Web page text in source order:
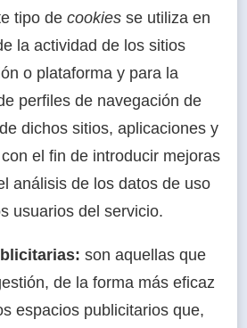
tipo de cookies se utiliza en
la actividad de los sitios
o plataforma y para la
perfiles de navegación de
dichos sitios, aplicaciones y
el fin de introducir mejoras
análisis de los datos de uso
usuarios del servicio.
son aquellas que
de la forma más eficaz
espacios publicitarios que,